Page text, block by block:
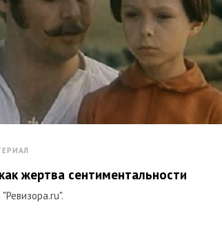
жертва сентиментальности